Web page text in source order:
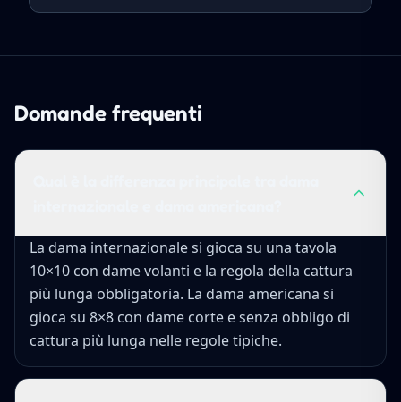
Domande frequenti
La dama internazionale si gioca su una tavola
10×10 con dame volanti e la regola della cattura
più lunga obbligatoria. La dama americana si
gioca su 8×8 con dame corte e senza obbligo di
cattura più lunga nelle regole tipiche.